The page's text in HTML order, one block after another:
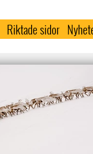
Riktade sidor